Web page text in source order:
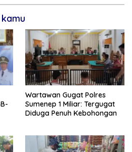
Wartawan Gugat Polres
Sumenep 1 Miliar: Tergugat
Diduga Penuh Kebohongan